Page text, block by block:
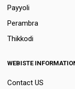
Payyoli
Perambra
Thikkodi
WEBISTE
Contact US